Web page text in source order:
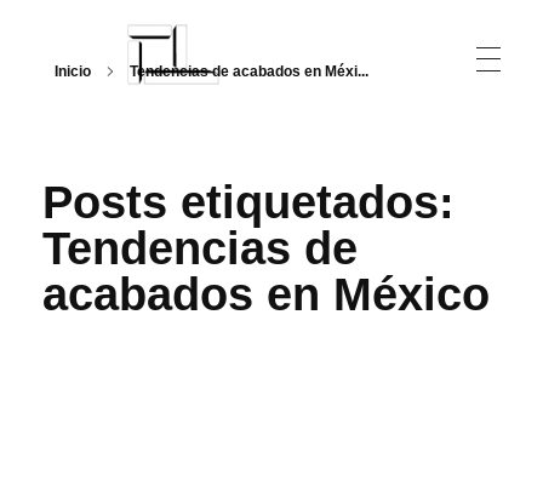
Inicio Tendencias de acabados en Méxi...
Posts etiquetados:
Tendencias de
acabados en México